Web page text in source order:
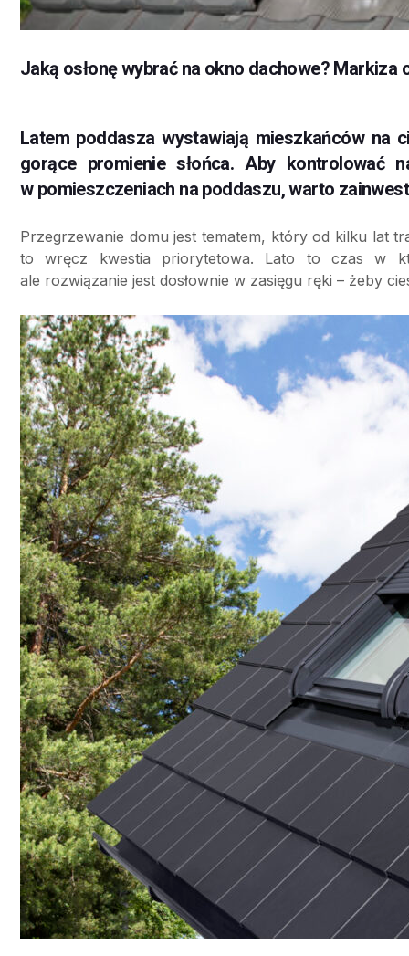
Jaką osłonę wybrać na okno dachowe?
Latem poddasza wystawiają mieszkańców na
gorące promienie słońca. Aby kontrolować
w pomieszczeniach na poddaszu, warto
Przegrzewanie domu jest tematem, który od kilku lat
to wręcz kwestia priorytetowa. Lato to czas w
ale rozwiązanie jest dosłownie w zasięgu ręki – żeby